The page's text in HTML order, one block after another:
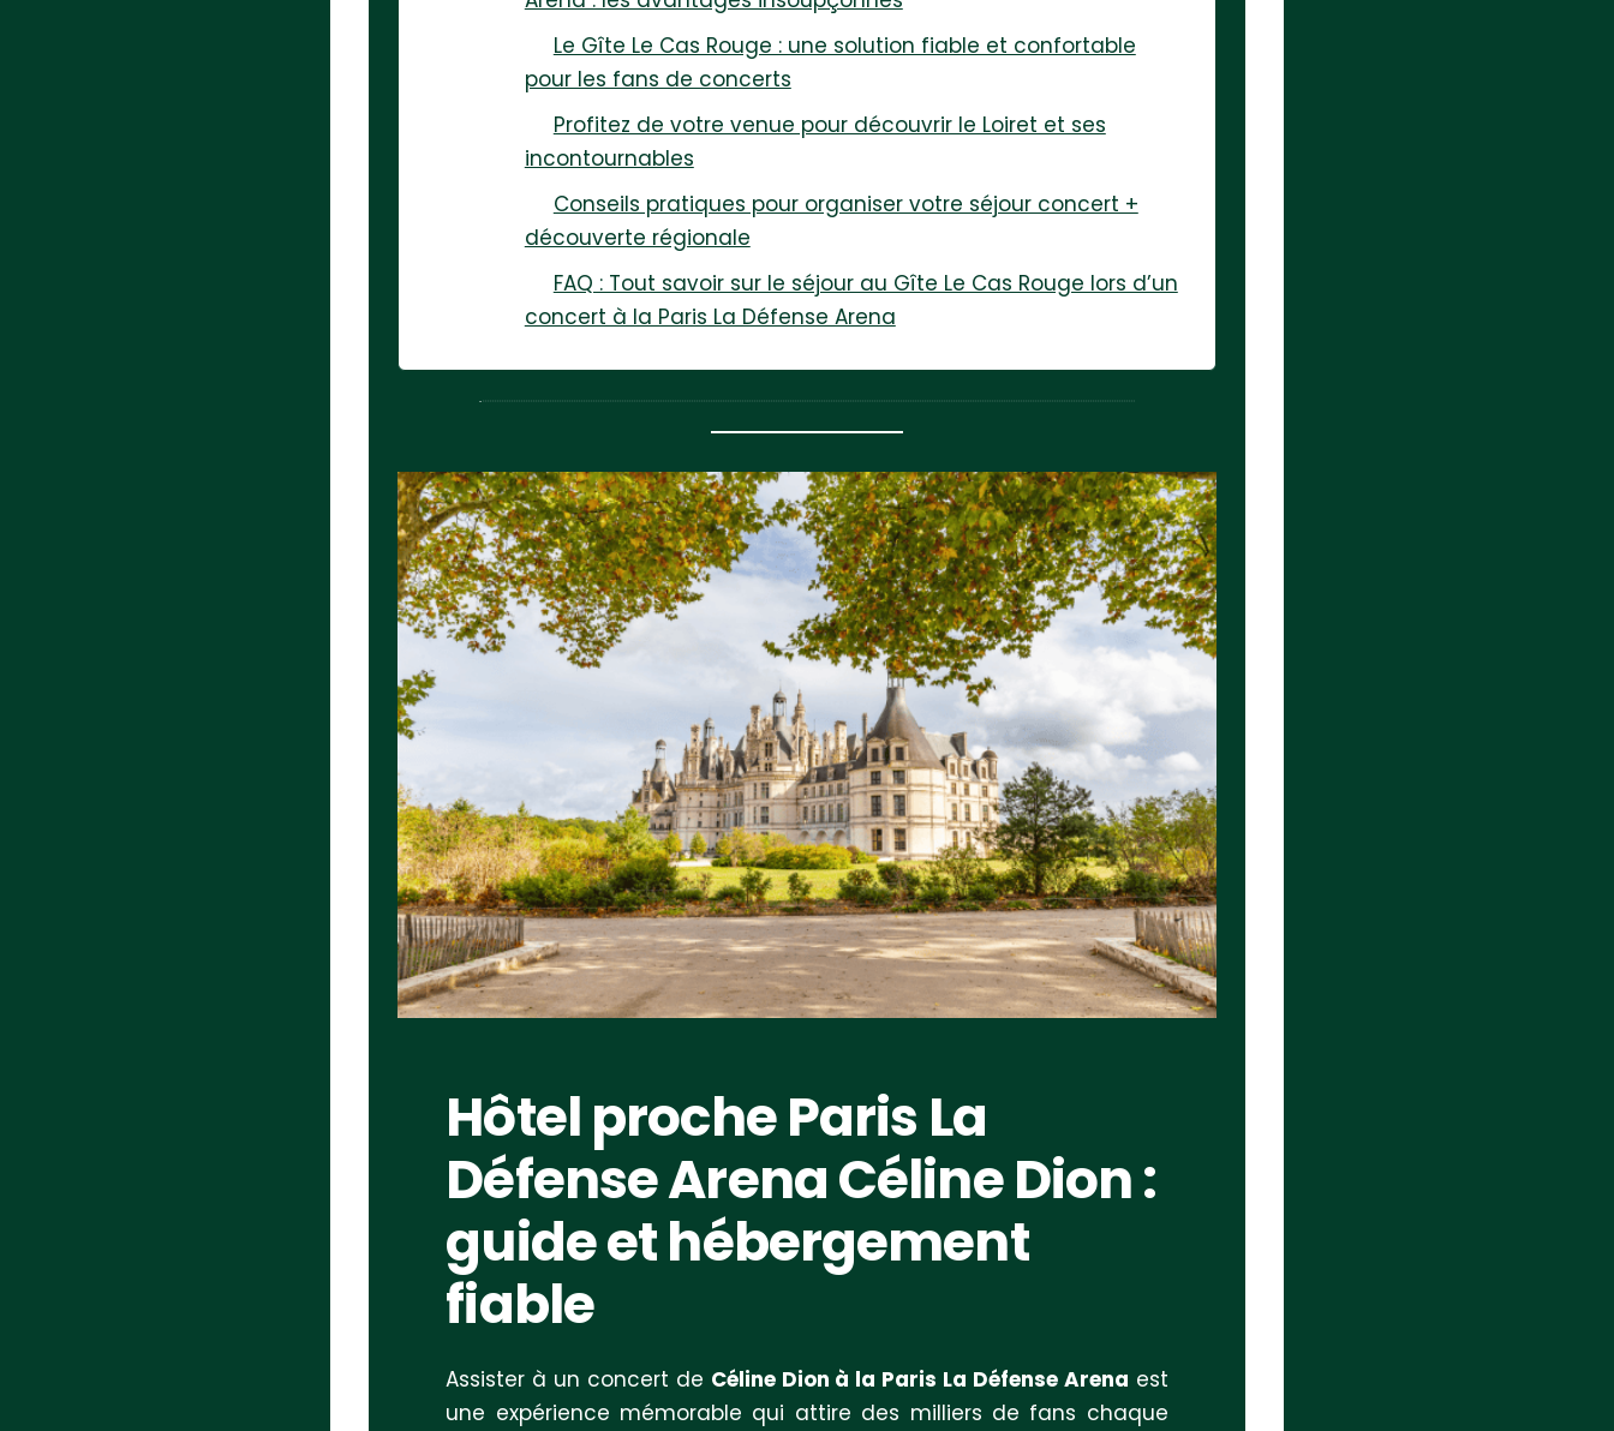
Le Gîte Le Cas Rouge : une solution fiable et confortable
pour les fans de concerts
Profitez de votre venue pour découvrir le Loiret et ses
incontournables
Conseils pratiques pour organiser votre séjour concert +
découverte régionale
FAQ : Tout savoir sur le séjour au Gîte Le Cas Rouge lors d’un
concert à la Paris La Défense Arena
Hôtel proche Paris La
Défense Arena Céline Dion :
guide et hébergement
fiable
Assister à un concert de Céline Dion à la Paris La Défense Arena est
une expérience mémorable qui attire des milliers de fans chaque